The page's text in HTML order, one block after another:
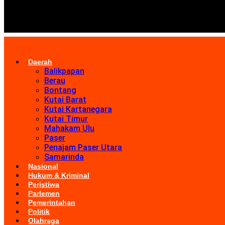
Daerah
Balikpapan
Berau
Bontang
Kutai Barat
Kutai Kartanegara
Kutai Timur
Mahakam Ulu
Paser
Penajam Paser Utara
Samarinda
Nasional
Hukum & Kriminal
Peristiwa
Parlemen
Pemerintahan
Politik
Olahraga